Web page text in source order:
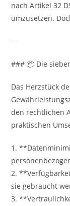
nach Artikel 32
umzusetzen.
—
### 📦 Die
Das Herzstück
den rechtlichen
praktischen
1.
2.
sie gebraucht
3.